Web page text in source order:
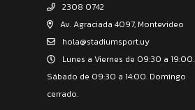
2308 0742
Av. Agraciada 4097, Montevideo
hola@stadiumsport.uy
Lunes a Viernes de 09:30 a 19:00.
Sábado de 09:30 a 14:00. Domingo
cerrado.